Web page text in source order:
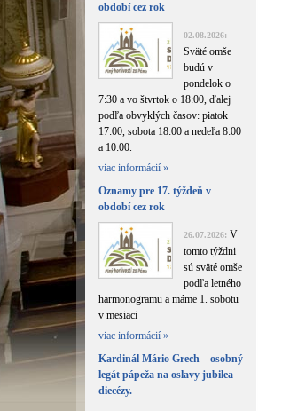
období cez rok
02.08.2026:
Sväté omše
budú v
pondelok o
7:30 a vo štvrtok o 18:00, ďalej
podľa obvyklých časov: piatok
17:00, sobota 18:00 a nedeľa 8:00
a 10:00.
viac informácií »
Oznamy pre 17. týždeň v
období cez rok
26.07.2026: V
tomto týždni
sú sväté omše
podľa letného
harmonogramu a máme 1. sobotu
v mesiaci
viac informácií »
Kardinál Mário Grech – osobný
legát pápeža na oslavy jubilea
diecézy.